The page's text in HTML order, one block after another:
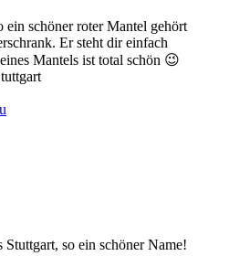
ein schöner roter Mantel gehört
Er steht dir einfach
Mantels ist total schön 😉
Stuttgart, so ein schöner Name!